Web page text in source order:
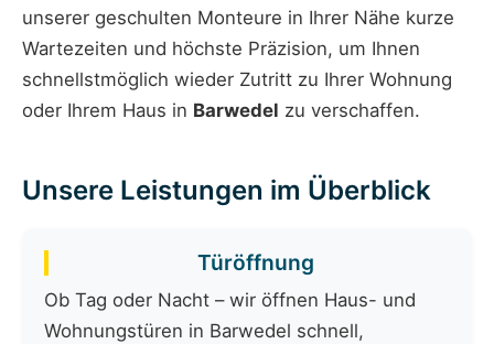
unserer geschulten Monteure in Ihrer Nähe kurze
Wartezeiten und höchste Präzision, um Ihnen
schnellstmöglich wieder Zutritt zu Ihrer Wohnung
oder Ihrem Haus in Barwedel zu verschaffen.
Unsere Leistungen im Überblick
Türöffnung
Ob Tag oder Nacht – wir öffnen Haus- und
Wohnungstüren in Barwedel schnell,